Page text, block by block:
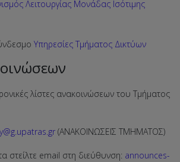
Λειτουργίας Μονάδας Ισότιμης
Υπηρεσίες Τμήματος Δικτύων
λίστες ανακοινώσεων του Τμήματος
(ΑΝΑΚΟΙΝΩΣΕΙΣ ΤΜΗΜΑΤΟΣ)
στείλτε email στη διεύθυνση: announces-